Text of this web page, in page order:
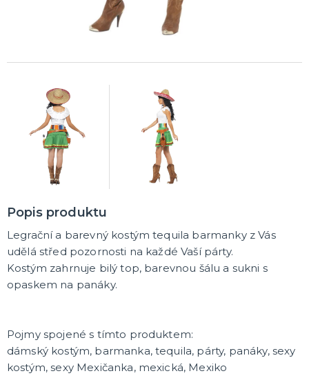
Popis produktu
Legrační a barevný kostým tequila barmanky z Vás
udělá střed pozornosti na každé Vaší párty.
Kostým zahrnuje bilý top, barevnou šálu a sukni s
opaskem na panáky.
Pojmy spojené s tímto produktem:
dámský kostým, barmanka, tequila, párty, panáky, sexy
kostým, sexy Mexičanka, mexická, Mexiko